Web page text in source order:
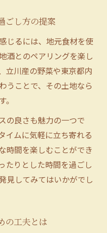
ごし方の提案
じるには、地元食材を使
酒とのペアリングを楽し
立川産の野菜や東京都内
うことで、その土地なら
の良さも魅力の一つで
イムに気軽に立ち寄れる
時間を楽しむことができ
たりとした時間を過ごし
見してみてはいかがでし
の工夫とは